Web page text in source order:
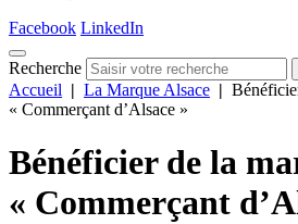
Facebook LinkedIn
Recherche
Accueil | La Marque Alsace |
« Commerçant d’Alsace »
Bénéficier de la
« Commerçant